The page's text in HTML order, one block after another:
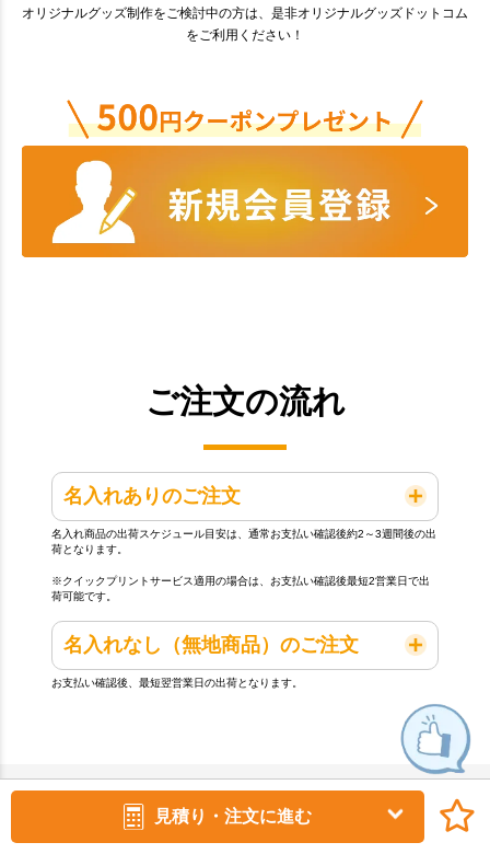
見積り・注文に進む
オリジナルグッズ制作をご検討中の方は、是非オリジナルグッズドットコム
をご利用ください！
ご注文の流れ
名入れありのご注文
名入れ商品の出荷スケジュール目安は、通常お支払い確認後約2～3週間後の出
荷となります。
※クイックプリントサービス適用の場合は、お支払い確認後最短2営業日で出
荷可能です。
名入れなし（無地商品）のご注文
お支払い確認後、最短翌営業日の出荷となります。